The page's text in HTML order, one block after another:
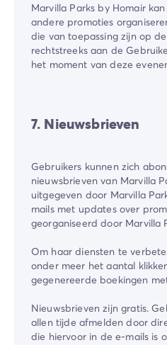
Marvilla Parks by Homair
andere promoties
die van toepassing zijn op
rechtstreeks aan de
het moment van deze
7. Nieuwsbrieven
Gebruikers kunnen zich
nieuwsbrieven van Marvilla
uitgegeven door Marvilla
mails met updates over
georganiseerd door Marvilla
Om haar diensten te
onder meer het aantal
gegenereerde boekingen
Nieuwsbrieven zijn gratis.
allen tijde afmelden door
die hiervoor in de e-mails is